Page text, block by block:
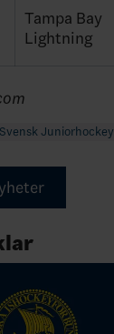
Tampa Bay
Lightning
Svensk Juniorhockey